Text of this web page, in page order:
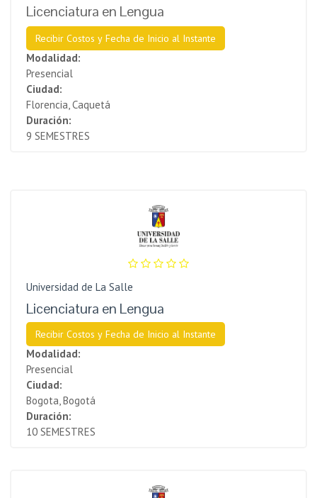
Licenciatura en Lengua
Recibir Costos y Fecha de Inicio al Instante
Modalidad:
Presencial
Ciudad:
Florencia, Caquetá
Duración:
9 SEMESTRES
Universidad de La Salle
Licenciatura en Lengua
Recibir Costos y Fecha de Inicio al Instante
Modalidad:
Presencial
Ciudad:
Bogota, Bogotá
Duración:
10 SEMESTRES